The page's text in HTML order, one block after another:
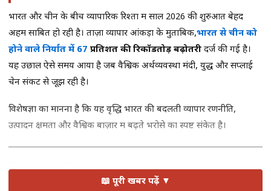
भारत और चीन के बीच व्यापारिक रिश्तों में साल 2026 की शुरुआत बेहद
अहम साबित हो रही है। ताज़ा व्यापार आंकड़ों के मुताबिक,भारत से चीन को
होने वाले निर्यात में 67 प्रतिशत की रिकॉर्डतोड़ बढ़ोतरी दर्ज की गई है।
यह उछाल ऐसे समय आया है जब वैश्विक अर्थव्यवस्था मंदी, युद्ध और सप्लाई
चेन संकट से जूझ रही है।
विशेषज्ञों का मानना है कि यह वृद्धि भारत की बदलती व्यापार रणनीति,
उत्पादन क्षमता और वैश्विक बाज़ार में बढ़ते भरोसे का स्पष्ट संकेत है।
किन सेक्टर्स ने दिलाई भारत को बड़ी सफलता?
📖 पूरी खबर पढ़ें ▼